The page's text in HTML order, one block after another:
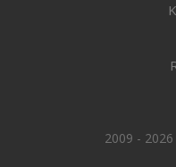
2009 -